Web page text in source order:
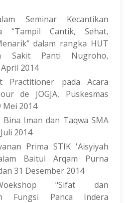
Seminar Kecantikan
“Tampil Cantik, Sehat,
dalam rangka HUT
Sakit Panti Nugroho,
2014
Practitioner pada Acara
de JOGJA, Puskesmas
Mei 2014
Iman dan Taqwa SMA
2014
Prima STIK 'Aisyiyah
Baitul Arqam Purna
31 Desember 2014
"Sifat dan
Fungsi Panca Indera